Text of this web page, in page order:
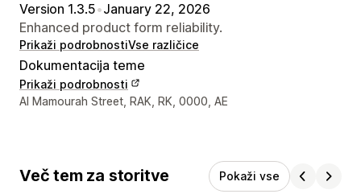
Version 1.3.5•January 22, 2026
Enhanced product form reliability.
Prikaži podrobnostiVse različice
Dokumentacija teme
Prikaži podrobnosti
Podatki za stik z oblikovalcem
Al Mamourah Street, RAK, RK, 0000, AE
Več tem za storitve Pokaži vse